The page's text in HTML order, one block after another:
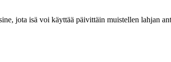
jota isä voi käyttää päivittäin muistellen lahjan